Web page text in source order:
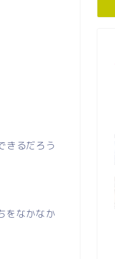
きるだろう
をなかなか